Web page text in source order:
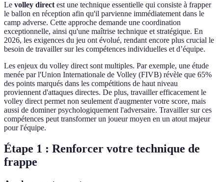
Le volley directest une technique essentielle qui consiste à frapper
le ballon en réception afin qu'il parvienne immédiatement dans le
camp adverse. Cette approche demande une coordination
exceptionnelle, ainsi qu'une maîtrise technique et stratégique. En
2026, les exigences du jeu ont évolué, rendant encore plus crucial le
besoin de travailler sur les compétences individuelles et d’équipe.
Les enjeux du volley direct sont multiples. Par exemple, une étude
menée par l'Union Internationale de Volley (FIVB) révèle que 65%
des points marqués dans les compétitions de haut niveau
proviennent d'attaques directes. De plus, travailler efficacement le
volley direct permet non seulement d'augmenter votre score, mais
aussi de dominer psychologiquement l'adversaire. Travailler sur ces
compétences peut transformer un joueur moyen en un atout majeur
pour l'équipe.
Étape 1 : Renforcer votre technique de
frappe